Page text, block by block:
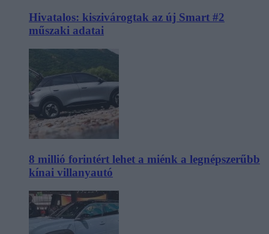
Hivatalos: kiszivárogtak az új Smart #2
műszaki adatai
8 millió forintért lehet a miénk a legnépszerűbb
kínai villanyautó